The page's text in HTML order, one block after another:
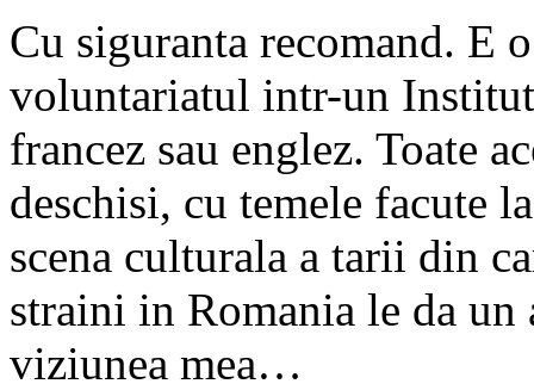
Cu siguranta recomand. E
voluntariatul intr-un
francez sau englez. Toate
deschisi, cu temele facute
scena culturala a tarii din
straini in Romania le da
viziunea mea…